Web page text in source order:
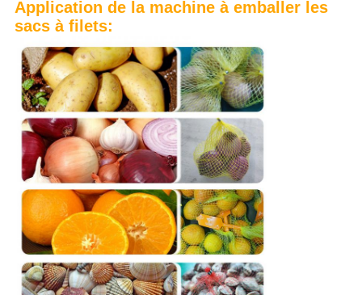
Application de la machine à emballer les
sacs à filets: